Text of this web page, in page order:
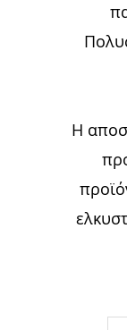
Η